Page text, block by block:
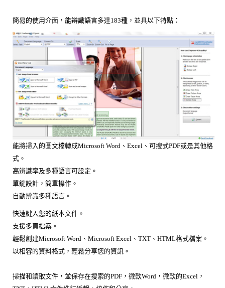
簡易的使用介面，能辨識語言多達183種，並具以下特點：
能將掃入的圖文檔轉成Microsoft Word、Excel、可搜式PDF或是其他格
式。
高辨識率及多種語言可設定。
單鍵設計，簡單操作。
自動辨識多種語言。
快速鍵入您的紙本文件。
支援多頁檔案。
輕鬆創建Microsoft Word、Microsoft Excel、TXT、HTML格式檔案。
以相容的資料格式，輕鬆分享您的資訊。
掃描和讀取文件，並保存在搜索的PDF，微軟Word，微軟的Excel，